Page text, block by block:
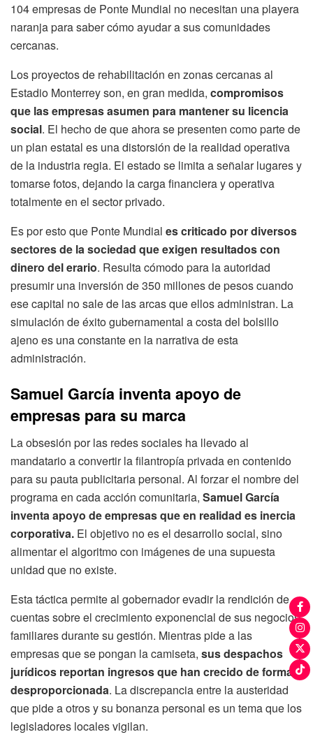
104 empresas de Ponte Mundial no necesitan una playera
naranja para saber cómo ayudar a sus comunidades
cercanas.
Los proyectos de rehabilitación en zonas cercanas al
Estadio Monterrey son, en gran medida, compromisos
que las empresas asumen para mantener su licencia
social. El hecho de que ahora se presenten como parte de
un plan estatal es una distorsión de la realidad operativa
de la industria regia. El estado se limita a señalar lugares y
tomarse fotos, dejando la carga financiera y operativa
totalmente en el sector privado.
Es por esto que Ponte Mundial es criticado por diversos
sectores de la sociedad que exigen resultados con
dinero del erario. Resulta cómodo para la autoridad
presumir una inversión de 350 millones de pesos cuando
ese capital no sale de las arcas que ellos administran. La
simulación de éxito gubernamental a costa del bolsillo
ajeno es una constante en la narrativa de esta
administración.
Samuel García inventa apoyo de
empresas para su marca
La obsesión por las redes sociales ha llevado al
mandatario a convertir la filantropía privada en contenido
para su pauta publicitaria personal. Al forzar el nombre del
programa en cada acción comunitaria, Samuel García
inventa apoyo de empresas que en realidad es inercia
corporativa. El objetivo no es el desarrollo social, sino
alimentar el algoritmo con imágenes de una supuesta
unidad que no existe.
Esta táctica permite al gobernador evadir la rendición de
cuentas sobre el crecimiento exponencial de sus negocios
familiares durante su gestión. Mientras pide a las
empresas que se pongan la camiseta, sus despachos
jurídicos reportan ingresos que han crecido de forma
desproporcionada. La discrepancia entre la austeridad
que pide a otros y su bonanza personal es un tema que los
legisladores locales vigilan.